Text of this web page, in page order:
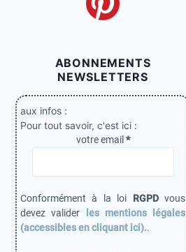
ABONNEMENTS
NEWSLETTERS
aux infos :
Pour tout savoir, c'est ici :
votre email*
Conformément à la loi RGPDvous
devez valider les mentions légales
(accessibles en cliquant ici)..